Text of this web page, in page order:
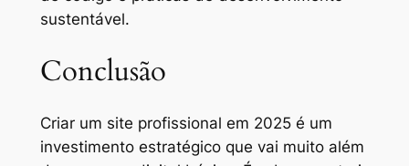
sustentável.
Conclusão
Criar um site profissional em 2025 é um
investimento estratégico que vai muito além